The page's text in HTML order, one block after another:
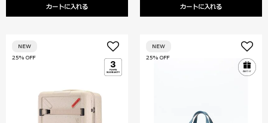
カートに入れる カートに入れる
25% OFF
NEW
25% OFF
NEW